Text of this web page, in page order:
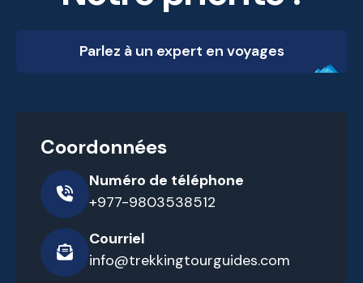
Parlez à un expert en voyages
Coordonnées
Numéro de téléphone
+977-9803538512
Courriel
info@trekkingtourguides.com